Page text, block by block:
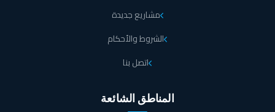
مشاريع جديدة
الشروط والأحكام
اتصل بنا
المناطق الشائعة